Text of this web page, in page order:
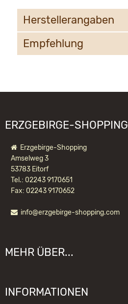
Herstellerangaben
Christian Ulbricht GmbH & Co. KG
Empfehlung
ERZGEBIRGE-SHOPPING
Erzgebirge-Shopping
Amselweg 3
53783 Eitorf
Tel.: 02243 9170651
Fax: 02243 9170652
info@erzgebirge-shopping.com
MEHR ÜBER...
Lieferzeit
INFORMATIONEN